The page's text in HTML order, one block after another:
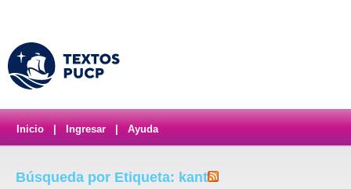
Inicio Ingresar Ayuda
Búsqueda por Etiqueta: kant